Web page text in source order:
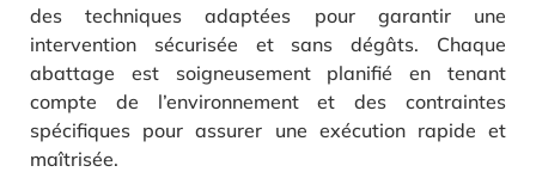
des techniques adaptées pour garantir une
intervention sécurisée et sans dégâts. Chaque
abattage est soigneusement planifié en tenant
compte de l’environnement et des contraintes
spécifiques pour assurer une exécution rapide et
maîtrisée.